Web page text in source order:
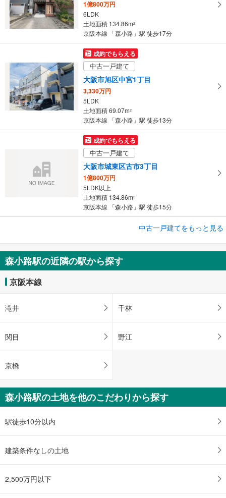
1億800万円
6LDK
土地面積 134.86m2
京阪本線 「森小路」駅 徒歩17分
成約でもらえる
中古一戸建て
大阪市旭区中宮1丁目
3,330万円
5LDK
土地面積 69.07m2
京阪本線 「森小路」駅 徒歩13分
成約でもらえる
中古一戸建て
大阪市城東区古市3丁目
1億800万円
5LDK以上
土地面積 134.86m2
京阪本線 「森小路」駅 徒歩15分
大阪市城東区古市3丁目
1億2,000万円
中古一戸建てをもっと見る
森小路駅の近隣の駅から探す
京阪本線
滝井 千林
関目 野江
京橋
森小路駅の土地を他のこだわりから探す
駅徒歩10分以内
建築条件なしの土地
2,500万円以下